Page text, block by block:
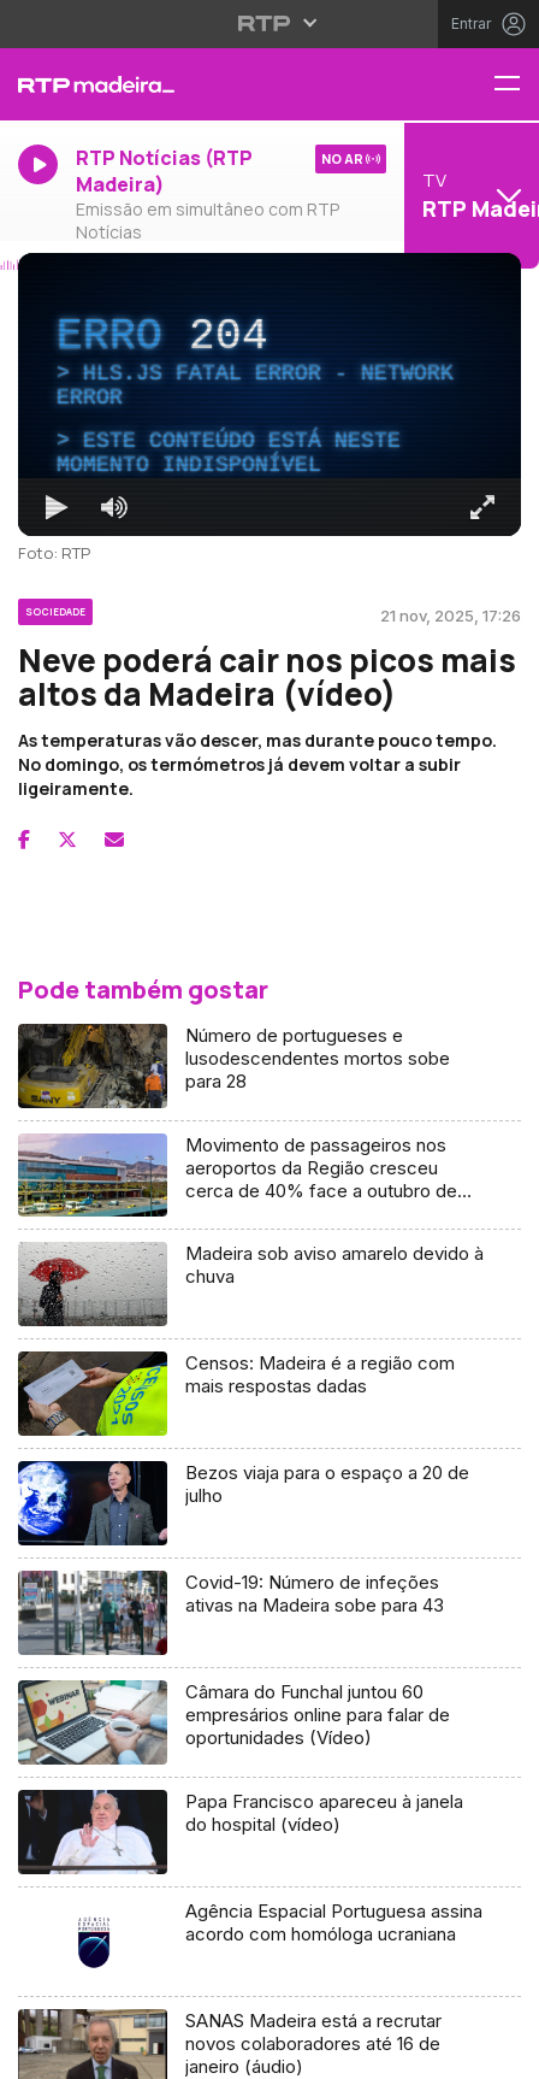
Entrar
RTP Notícias (RTP
Madeira)
Emissão em simultâneo com RTP
Notícias
NO AR
TV
RTP
ERRO204
HLS.JS FATAL ERROR - NETWORK
ERROR
ESTE CONTEÚDO ESTÁ NESTE
MOMENTO INDISPONÍVEL
Foto: RTP
SOCIEDADE 21 nov, 2025, 17:26
Neve poderá cair nos picos mais
altos da Madeira (vídeo)
As temperaturas vão descer, mas durante pouco tempo.
No domingo, os termómetros já devem voltar a subir
ligeiramente.
Pode também gostar
Número de portugueses e
lusodescendentes mortos sobe
para 28
Movimento de passageiros nos
aeroportos da Região cresceu
cerca de 40% face a outubro de
Madeira sob aviso amarelo devido à
chuva
Censos: Madeira é a região com
mais respostas dadas
Bezos viaja para o espaço a 20 de
julho
Covid-19: Número de infeções
ativas na Madeira sobe para 43
Câmara do Funchal juntou 60
empresários online para falar de
oportunidades (Vídeo)
Papa Francisco apareceu à janela
do hospital (vídeo)
Agência Espacial Portuguesa assina
acordo com homóloga ucraniana
SANAS Madeira está a recrutar
novos colaboradores até 16 de
janeiro (áudio)